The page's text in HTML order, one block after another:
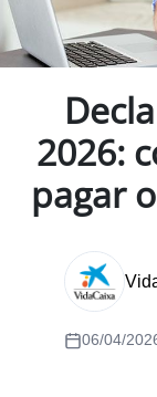
2026:
pagar
06/04/